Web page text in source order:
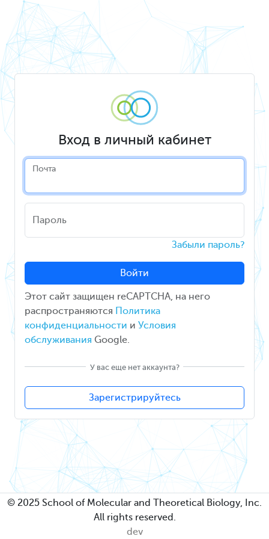
Вход в личный кабинет
Почта
Пароль
Забыли пароль?
Войти
Этот сайт защищен reCAPTCHA, на него
распространяются Политика
конфиденциальности и Условия
обслуживания Google.
У вас еще нет аккаунта?
Зарегистрируйтесь
© 2025 School of Molecular and Theoretical Biology, Inc.
All rights reserved.
dev